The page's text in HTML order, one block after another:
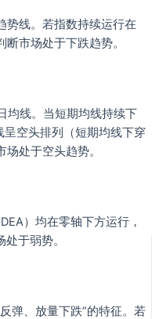
势线。若指数持续运行在
市场处于下跌趋势。
均线。当短期均线持续下
呈空头排列（短期均线下穿
处于空头趋势。
）均在零轴下方运行，
于弱势。
弹、放量下跌”的特征。若